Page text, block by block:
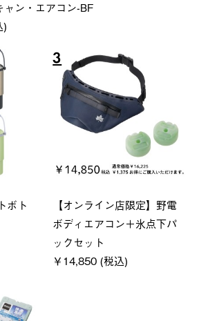
ャン・エアコン-BF
)
ボト
3
【オンライン店限定】野電
ボディエアコン＋氷点下パ
ックセット
￥14,850 (税込)